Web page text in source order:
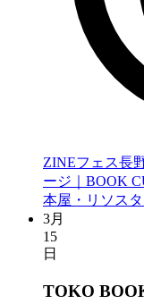
ZINEフェス長
ージ｜BOOK
本屋・リソスタ
3月
15
日
TOKO